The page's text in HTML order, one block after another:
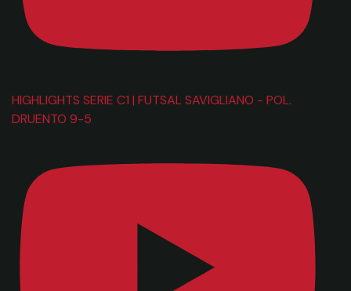
HIGHLIGHTS SERIE C1 | FUTSAL SAVIGLIANO - POL.
DRUENTO 9-5